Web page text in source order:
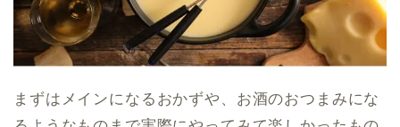
まずはメインになるおかずや、お酒のおつまみにな